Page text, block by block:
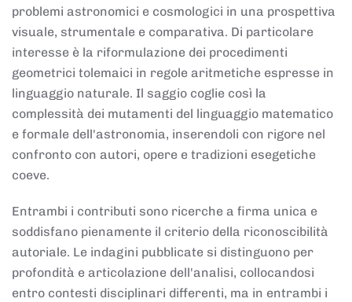
problemi astronomici e cosmologici in una prospettiva
visuale, strumentale e comparativa. Di particolare
interesse è la riformulazione dei procedimenti
geometrici tolemaici in regole aritmetiche espresse in
linguaggio naturale. Il saggio coglie così la
complessità dei mutamenti del linguaggio matematico
e formale dell'astronomia, inserendoli con rigore nel
confronto con autori, opere e tradizioni esegetiche
coeve.
Entrambi i contributi sono ricerche a firma unica e
soddisfano pienamente il criterio della riconoscibilità
autoriale. Le indagini pubblicate si distinguono per
profondità e articolazione dell'analisi, collocandosi
entro contesti disciplinari differenti, ma in entrambi i